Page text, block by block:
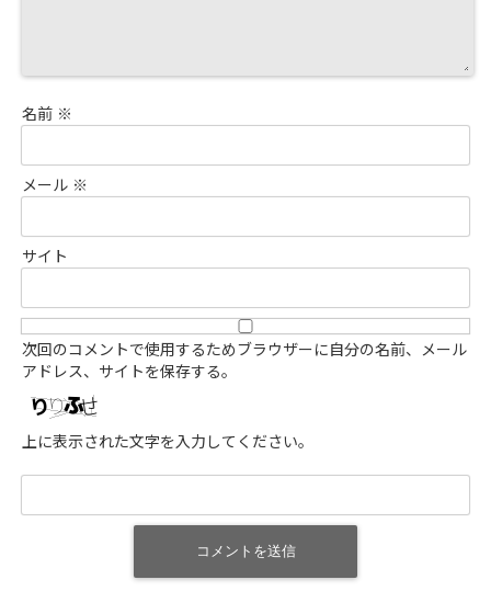
名前 ※
メール ※
サイト
次回のコメントで使用するためブラウザーに自分の名前、メール
アドレス、サイトを保存する。
上に表示された文字を入力してください。